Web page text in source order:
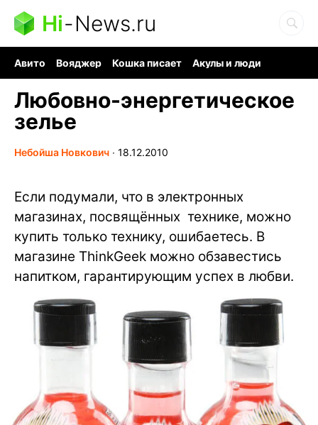
Hi-News.ru
Авито Вояджер Кошка писает
Акулы и люди
Любовно-энергетическое
зелье
Небойша Новкович ∙ 18.12.2010
Если подумали, что в электронных
магазинах, посвящённых технике, можно
купить только технику, ошибаетесь. В
магазине ThinkGeek можно обзавестись
напитком, гарантирующим успех в любви.